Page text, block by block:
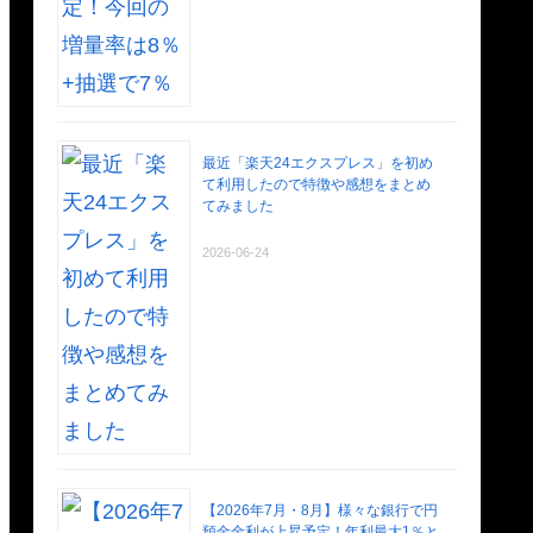
最近「楽天24エクスプレス」を初め
て利用したので特徴や感想をまとめ
てみました
2026-06-24
【2026年7月・8月】様々な銀行で円